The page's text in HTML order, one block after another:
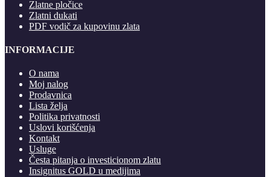
Zlatne pločice
Zlatni dukati
PDF vodič za kupovinu zlata
INFORMACIJE
O nama
Moj nalog
Prodavnica
Lista želja
Politika privatnosti
Uslovi korišćenja
Kontakt
Usluge
Česta pitanja o investicionom zlatu
Insignitus GOLD u medijima